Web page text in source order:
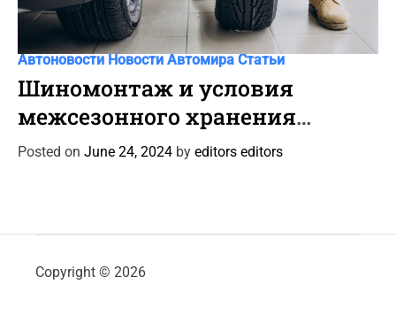
C
a
t
e
g
Автоновости Новости Автомира Статьи
Шиномонтаж и условия
межсезонного хранения
автошин
Posted on June 24, 2024 by editors editors
Copyright © 2026